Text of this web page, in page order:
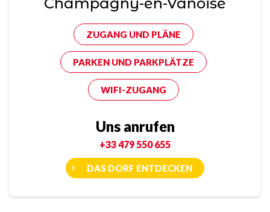
ZUGANG UND PLÄNE
PARKEN UND PARKPLÄTZE
WIFI-ZUGANG
Uns anrufen
+33 479 550 655
DAS DORF ENTDECKEN